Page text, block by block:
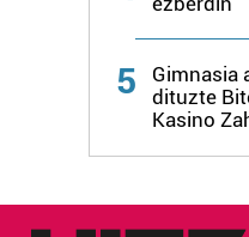
zerbitzuak hobetzeko
baliatzen gara. Ohar hau
5
Gimnasia
dituzte
Kasino